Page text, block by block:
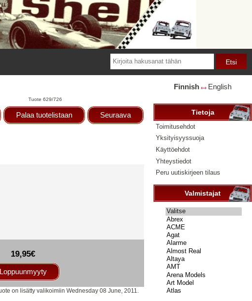
Tuote 629/726
Palaa tuotelistaan Seuraava
19,95€
Loppuunmyyty
on lisätty valikoimiin Wednesday 08 June, 2011.
Finnish 🡘 English
Tietoja
Toimitusehdot
Yksityisyyssuoja
Käyttöehdot
Yhteystiedot
Peru uutiskirjeen tilaus
Valmistajat
Valitse
...